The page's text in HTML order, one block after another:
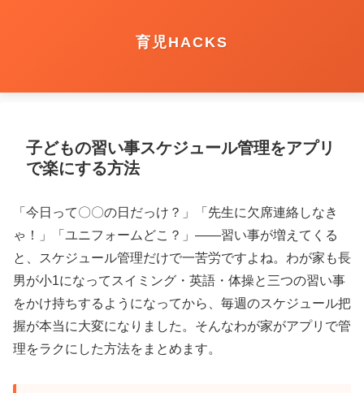
育児HACKS
子どもの習い事スケジュール管理をアプリ
で楽にする方法
「今日って〇〇の日だっけ？」「先生に欠席連絡しなき
ゃ！」「ユニフォームどこ？」——習い事が増えてくる
と、スケジュール管理だけで一苦労ですよね。わが家も長
男が小1になってスイミング・英語・体操と三つの習い事
をかけ持ちするようになってから、毎週のスケジュール把
握が本当に大変になりました。そんなわが家がアプリで管
理をラクにした方法をまとめます。